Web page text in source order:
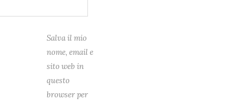
Salva il mio
nome, email e
sito web in
questo
browser per